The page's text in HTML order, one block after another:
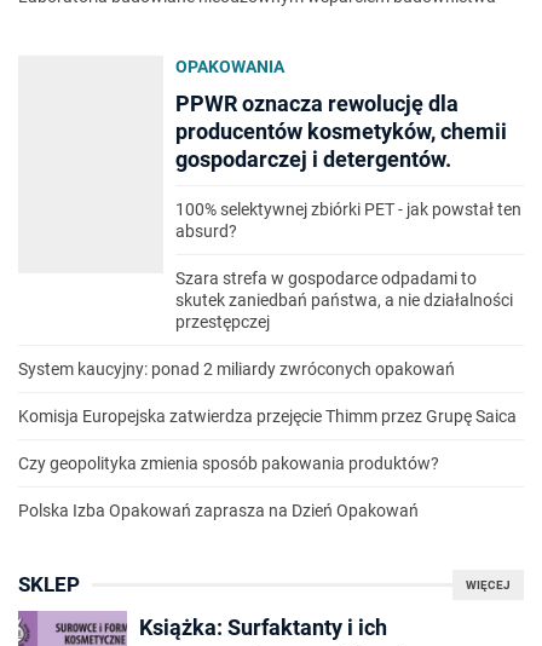
OPAKOWANIA
PPWR oznacza rewolucję dla
producentów kosmetyków, chemii
gospodarczej i detergentów.
100% selektywnej zbiórki PET - jak powstał ten
absurd?
Szara strefa w gospodarce odpadami to
skutek zaniedbań państwa, a nie działalności
przestępczej
System kaucyjny: ponad 2 miliardy zwróconych opakowań
Komisja Europejska zatwierdza przejęcie Thimm przez Grupę Saica
Czy geopolityka zmienia sposób pakowania produktów?
Polska Izba Opakowań zaprasza na Dzień Opakowań
WIĘCEJ
SKLEP
Książka: Surfaktanty i ich